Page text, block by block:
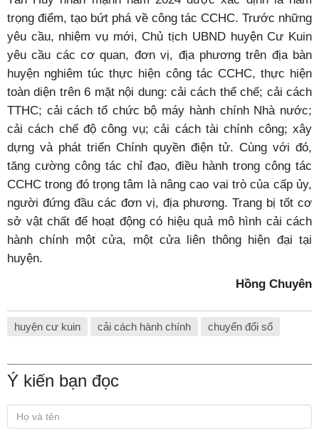
trọng điểm, tạo bứt phá về công tác CCHC. Trước những
yêu cầu, nhiệm vụ mới, Chủ tịch UBND huyện Cư Kuin
yêu cầu các cơ quan, đơn vị, địa phương trên địa bàn
huyện nghiêm túc thực hiện công tác CCHC, thực hiện
toàn diện trên 6 mặt nội dung: cải cách thể chế; cải cách
TTHC; cải cách tổ chức bộ máy hành chính Nhà nước;
cải cách chế độ công vụ; cải cách tài chính công; xây
dựng và phát triển Chính quyền điện tử. Cùng với đó,
tăng cường công tác chỉ đạo, điều hành trong công tác
CCHC trong đó trọng tâm là nâng cao vai trò của cấp ủy,
người đứng đầu các đơn vị, địa phương. Trang bị tốt cơ
sở vật chất để hoạt động có hiệu quả mô hình cải cách
hành chính một cửa, một cửa liên thông hiện đại tại
huyện.
Hồng Chuyên
huyện cư kuin cải cách hành chính chuyển đổi số
Ý kiến bạn đọc